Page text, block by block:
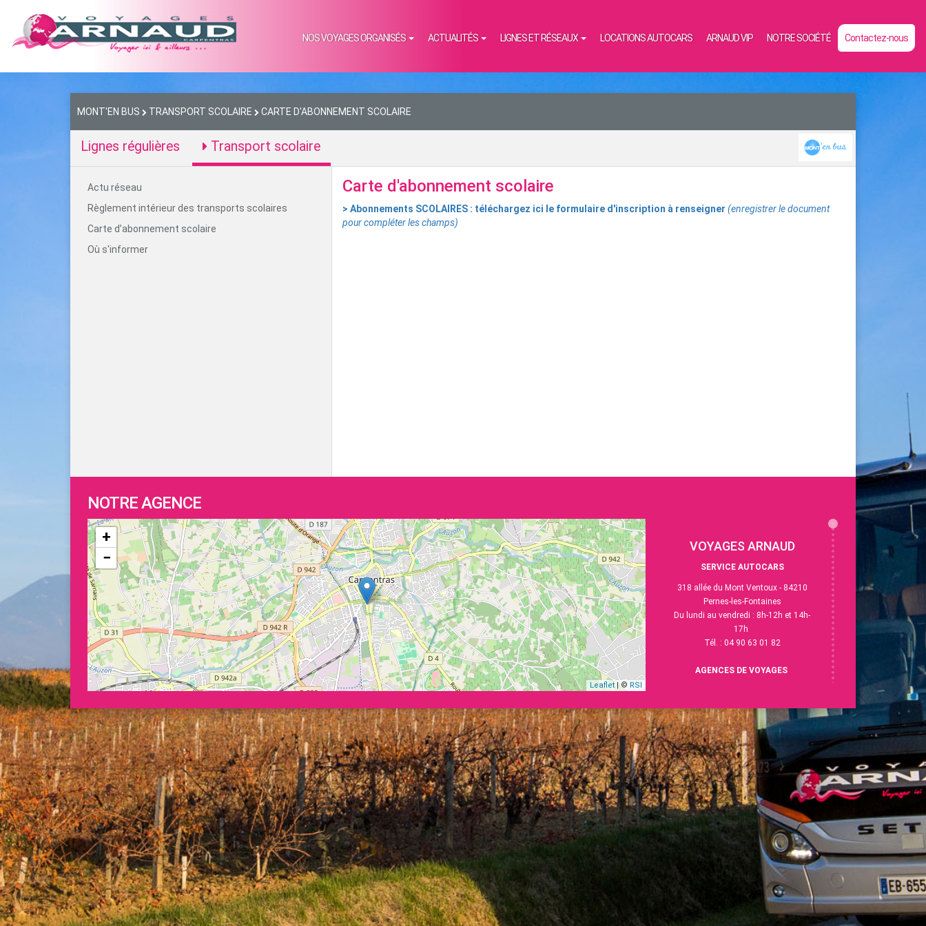
NOS VOYAGES ORGANISÉS ACTUALITÉS LIGNES ET RÉSEAUX LOCATIONS AUTOCARS ARNAUD VIP NOTRE SOCIÉTÉ Contactez-nous
MONT'EN BUS TRANSPORT SCOLAIRE CARTE D'ABONNEMENT SCOLAIRE
Lignes régulières Transport scolaire
Actu réseau
Règlement intérieur des transports scolaires
Carte d’abonnement scolaire
Où s'informer
Carte d'abonnement scolaire
> Abonnements SCOLAIRES : téléchargez ici le formulaire d'inscription à renseigner (enregistrer le document
pour compléter les champs)
NOTRE AGENCE
+
−
Leaflet| © RSI
VOYAGES ARNAUD
SERVICE AUTOCARS
318 allée du Mont Ventoux - 84210
Pernes-les-Fontaines
Du lundi au vendredi : 8h-12h et 14h-
17h
Tél. : 04 90 63 01 82
AGENCES DE VOYAGES
Du lundi au vendredi : 9h-12h et 14h-
18h
Tél. : 04 90 63 28 40
L'Isle-sur-la-Sorgue
13 Esp. R.Vasse - 84800 L'Isle-sur-la-
Sorgue
Du lundi au vendredi : 9h-12h30 et 14h-
18h
Samedi : 9h-12h
Tél. : 04 90 38 15 58
Contactez-nous